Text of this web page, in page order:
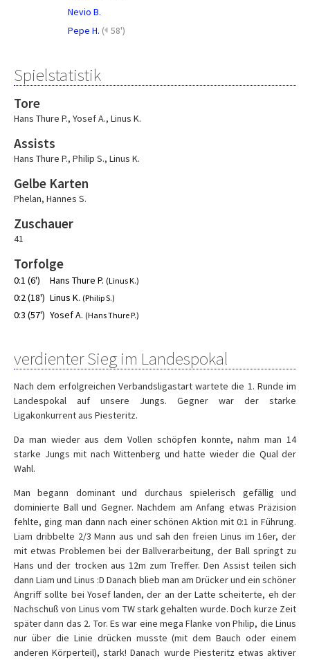
Nevio B.
Pepe H. ( 58')
Spielstatistik
Tore
Hans Thure P., Yosef A., Linus K.
Assists
Hans Thure P., Philip S., Linus K.
Gelbe Karten
Phelan, Hannes S.
Zuschauer
41
Torfolge
0:1 (6') Hans Thure P. (Linus K.)
0:2 (18') Linus K. (Philip S.)
0:3 (57') Yosef A. (Hans Thure P.)
verdienter Sieg im Landespokal
Nach dem erfolgreichen Verbandsligastart wartete die 1. Runde im
Landespokal auf unsere Jungs. Gegner war der starke
Ligakonkurrent aus Piesteritz.
Da man wieder aus dem Vollen schöpfen konnte, nahm man 14
starke Jungs mit nach Wittenberg und hatte wieder die Qual der
Wahl.
Man begann dominant und durchaus spielerisch gefällig und
dominierte Ball und Gegner. Nachdem am Anfang etwas Präzision
fehlte, ging man dann nach einer schönen Aktion mit 0:1 in Führung.
Liam dribbelte 2/3 Mann aus und sah den freien Linus im 16er, der
mit etwas Problemen bei der Ballverarbeitung, der Ball springt zu
Hans und der trocken aus 12m zum Treffer. Den Assist teilen sich
dann Liam und Linus :D Danach blieb man am Drücker und ein schöner
Angriff sollte bei Yosef landen, der an der Latte scheiterte, eh der
Nachschuß von Linus vom TW stark gehalten wurde. Doch kurze Zeit
später dann das 2. Tor. Es war eine mega Flanke von Philip, die Linus
nur über die Linie drücken musste (mit dem Bauch oder einem
anderen Körperteil), stark! Danach wurde Piesteritz etwas aktiver